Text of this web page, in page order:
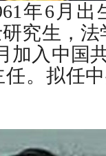
年6月出
究生，法
加入中国
任。拟任